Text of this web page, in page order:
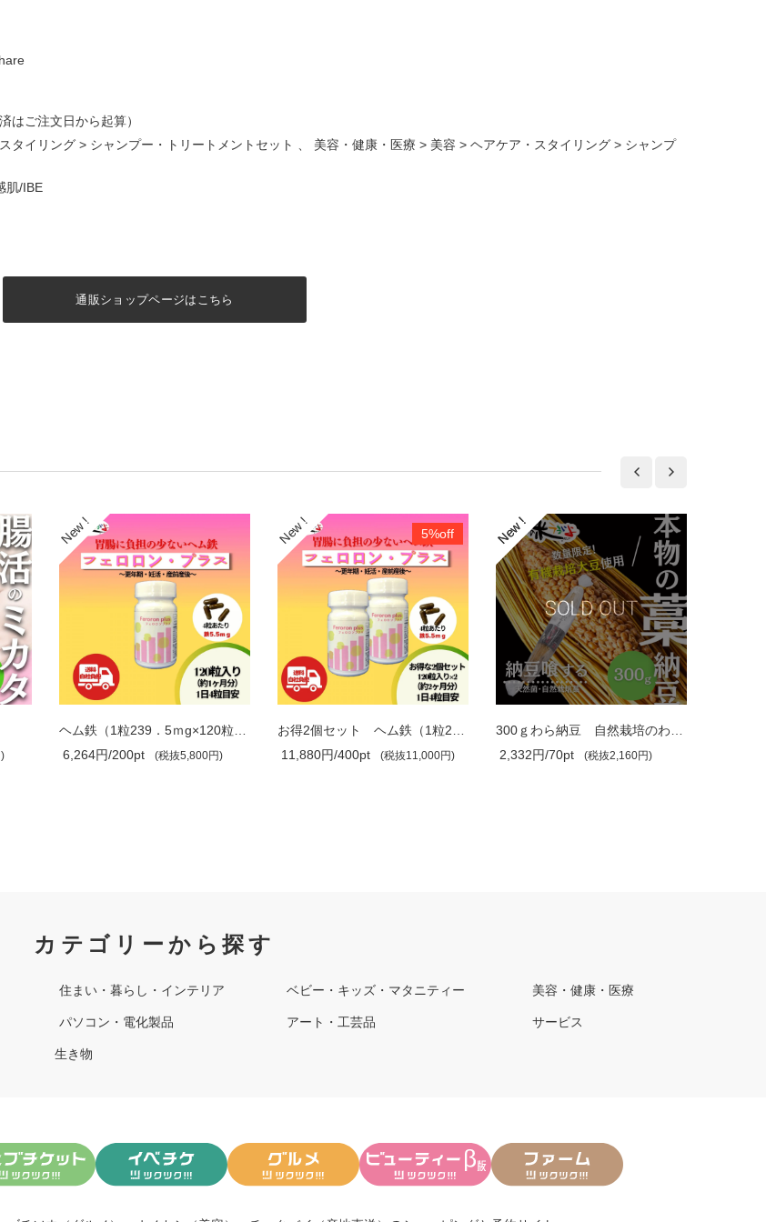
はご注文日から起算）
タイリング > シャンプー・トリートメントセット 美容・健康・医療 > 美容 > ヘアケア・スタイリング > シャンプ
肌/IBE
通販ショップページはこちら
6,264円/200pt
(税抜5,800円)
5%off
11,880円/400pt
(税抜11,000円)
2,332円/70pt
(税抜2,160円)
カテゴリーから探す
住まい・暮らし・インテリア ベビー・キッズ・マタニティー 美容・健康・医療
パソコン・電化製品 アート・工芸品 サービス
生き物